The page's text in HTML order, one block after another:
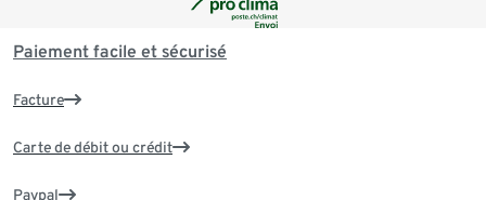
Paiement facile et sécurisé
Facture
Carte de débit ou crédit
Paypal